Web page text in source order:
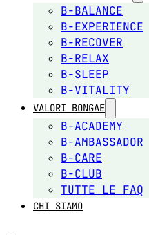
B-BALANCE
B-EXPERIENCE
B-RECOVER
B-RELAX
B-SLEEP
B-VITALITY
VALORI BONGAE
B-ACADEMY
B-AMBASSADOR
B-CARE
B-CLUB
TUTTE LE FAQ
CHI SIAMO